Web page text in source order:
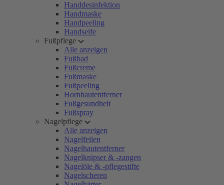
Handdesinfektion
Handmaske
Handpeeling
Handseife
Fußpflege
Alle anzeigen
Fußbad
Fußcreme
Fußmaske
Fußpeeling
Hornhautentferner
Fußgesundheit
Fußspray
Nagelpflege
Alle anzeigen
Nagelfeilen
Nagelhautentferner
Nagelknipser & -zangen
Nagelöle & -pflegestifte
Nagelscheren